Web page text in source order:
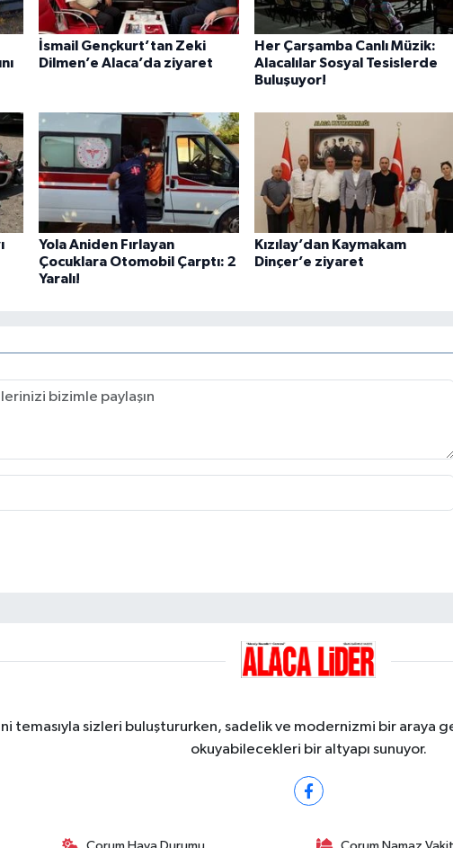
İsmail Gençkurt’tan Zeki
Dilmen’e Alaca’da ziyaret
Her Çarşamba Canlı Müzik:
Alacalılar Sosyal Tesislerde
Buluşuyor!
Yola Aniden Fırlayan
Çocuklara Otomobil Çarptı: 2
Yaralı!
Kızılay’dan Kaymakam
Dinçer’e ziyaret
temasıyla sizleri buluştururken, sadelik ve modernizmi bir araya
okuyabilecekleri bir altyapı sunuyor.